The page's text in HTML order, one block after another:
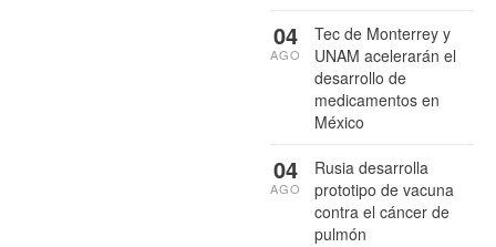
Tec de Monterrey y
UNAM acelerarán el
desarrollo de
medicamentos en
México
04
AGO
Rusia desarrolla
prototipo de vacuna
contra el cáncer de
pulmón
04
AGO